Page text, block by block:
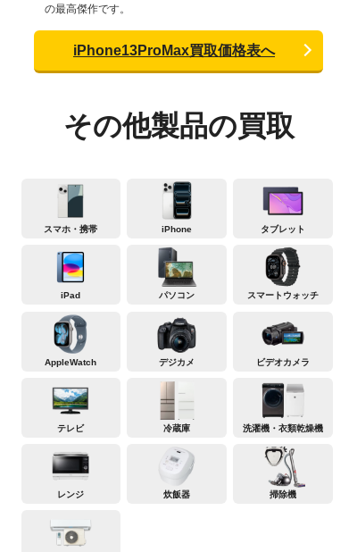
の最高傑作です。
iPhone13ProMax買取価格表へ
その他製品の買取
スマホ・携帯 iPhone タブレット
iPad パソコン スマートウォッチ
AppleWatch デジカメ ビデオカメラ
テレビ 冷蔵庫 洗濯機・衣類乾燥機
レンジ 炊飯器 掃除機